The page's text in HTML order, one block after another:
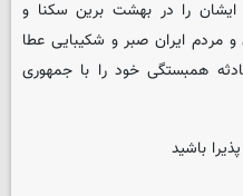
را در بهشت برین سکنا و
و مردم ایران صبر و شکیبایی عطا
همبستگی خود را با جمهوری
باشید